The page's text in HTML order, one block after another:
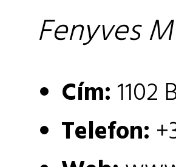
Fenyves
Cím: 1102
Telefon: